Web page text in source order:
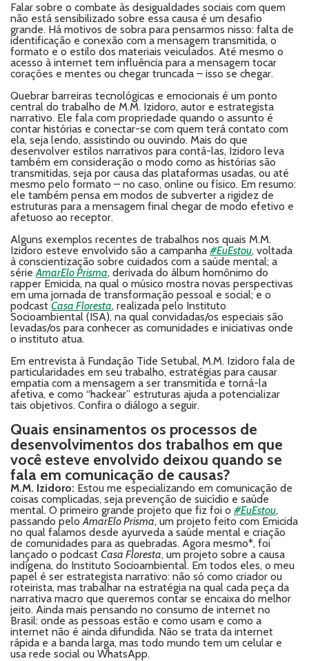
Falar sobre o combate às desigualdades sociais com quem
não está sensibilizado sobre essa causa é um desafio
grande. Há motivos de sobra para pensarmos nisso: falta de
identificação e conexão com a mensagem transmitida, o
formato e o estilo dos materiais veiculados. Até mesmo o
acesso à internet tem influência para a mensagem tocar
corações e mentes ou chegar truncada – isso se chegar.
Quebrar barreiras tecnológicas e emocionais é um ponto
central do trabalho de M.M. Izidoro, autor e estrategista
narrativo. Ele fala com propriedade quando o assunto é
contar histórias e conectar-se com quem terá contato com
ela, seja lendo, assistindo ou ouvindo. Mais do que
desenvolver estilos narrativos para contá-las, Izidoro leva
também em consideração o modo como as histórias são
transmitidas, seja por causa das plataformas usadas, ou até
mesmo pelo formato – no caso, online ou físico. Em resumo:
ele também pensa em modos de subverter a rigidez de
estruturas para a mensagem final chegar de modo efetivo e
afetuoso ao receptor.
Alguns exemplos recentes de trabalhos nos quais M.M.
Izidoro esteve envolvido são a campanha #EuEstou, voltada
à conscientização sobre cuidados com a saúde mental; a
sérieAmarElo Prisma, derivada do álbum homônimo do
rapper Emicida, na qual o músico mostra novas perspectivas
em uma jornada de transformação pessoal e social; e o
podcastCasa Floresta, realizada pelo Instituto
Socioambiental (ISA), na qual convidadas/os especiais são
levadas/os para conhecer as comunidades e iniciativas onde
o instituto atua.
Em entrevista à Fundação Tide Setubal, M.M. Izidoro fala de
particularidades em seu trabalho, estratégias para causar
empatia com a mensagem a ser transmitida e torná-la
afetiva, e como “hackear” estruturas ajuda a potencializar
tais objetivos. Confira o diálogo a seguir.
Quais ensinamentos os processos de
desenvolvimentos dos trabalhos em que
você esteve envolvido deixou quando se
fala em comunicação de causas?
M.M. Izidoro: Estou me especializando em comunicação de
coisas complicadas, seja prevenção de suicídio e saúde
mental. O primeiro grande projeto que fiz foi o #EuEstou,
passando peloAmarElo Prisma, um projeto feito com Emicida
no qual falamos desde ayurveda a saúde mental e criação
de comunidades para as quebradas. Agora mesmo*, foi
lançado o podcast Casa Floresta, um projeto sobre a causa
indígena, do Instituto Socioambiental. Em todos eles, o meu
papel é ser estrategista narrativo: não só como criador ou
roteirista, mas trabalhar na estratégia na qual cada peça da
narrativa macro que queremos contar se encaixa do melhor
jeito. Ainda mais pensando no consumo de internet no
Brasil: onde as pessoas estão e como usam e como a
internet não é ainda difundida. Não se trata da internet
rápida e a banda larga, mas todo mundo tem um celular e
usa rede social ou WhatsApp.